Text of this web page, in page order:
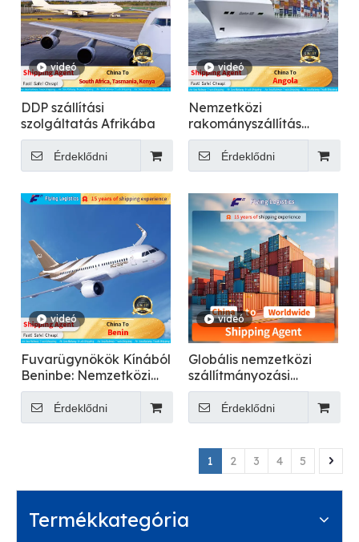
videó
DDP szállítási
szolgáltatás Afrikába
Érdeklődni
videó
Nemzetközi
rakományszállítás
Angolába: Megbízható
szállítmányozási
partner
Érdeklődni
videó
Fuvarügynökök Kínából
Beninbe: Nemzetközi
teherszállítás
Érdeklődni
videó
Globális nemzetközi
szállítmányozási
logisztikai
szolgáltatások: Kínából
mindenhova
Érdeklődni
1 2 3 4 5
Termékkategória